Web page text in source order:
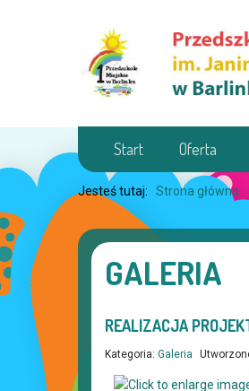
Start Oferta
Jesteś tutaj: Strona główna
GALERIA
REALIZACJA
Kategoria: Galeria